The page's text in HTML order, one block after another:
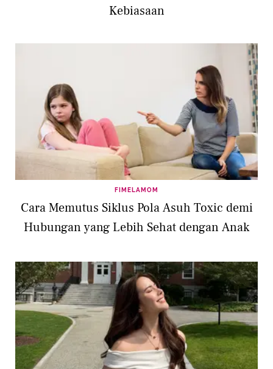
Kebiasaan
FIMELAMOM
Cara Memutus Siklus Pola Asuh Toxic demi
Hubungan yang Lebih Sehat dengan Anak